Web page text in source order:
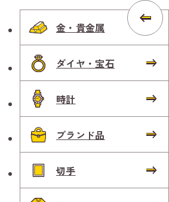
イヤ0.60ct ネックレス
金・貴金属
ダイヤ・宝石
時計
ブランド品
切手